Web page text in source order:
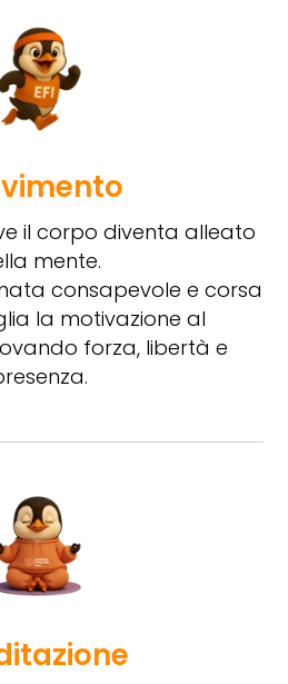
il corpo diventa alleato
mente.
consapevole e corsa
la motivazione al
forza, libertà e